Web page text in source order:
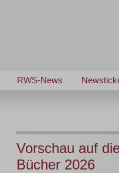
RWS-News
Vorschau auf
Bücher 2026